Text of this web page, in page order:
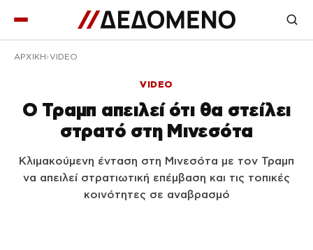
ΑΡΧΙΚΉ VIDEO
VIDEO
Ο Τραμπ απειλεί ότι θα στείλει
στρατό στη Μινεσότα
Κλιμακούμενη ένταση στη Μινεσότα με τον Τραμπ
να απειλεί στρατιωτική επέμβαση και τις τοπικές
κοινότητες σε αναβρασμό